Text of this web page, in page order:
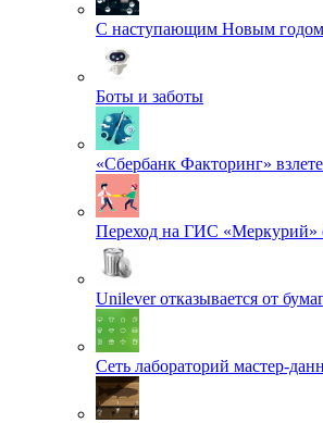
С наступающим Новым
Боты и заботы
«Сбербанк Факторинг»
Переход на ГИС «Меркурий»
Unilever отказывается от
Сеть лабораторий мастер-